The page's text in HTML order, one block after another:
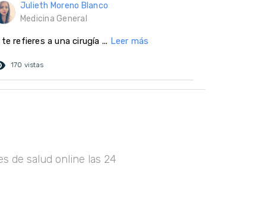
Julieth Moreno Blanco
Medicina General
te refieres a una cirugía ... Leer más
170 vistas
de salud online las 24